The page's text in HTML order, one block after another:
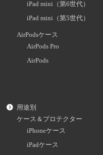
iPad mini（第6世代）
iPad mini（第5世代）
AirPodsケース
AirPods Pro
AirPods
用途別
ケース＆プロテクター
iPhoneケース
iPadケース